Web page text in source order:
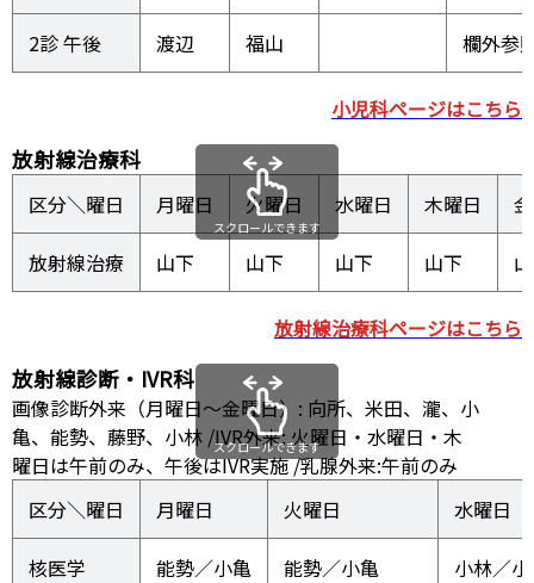
2診 午後 渡辺 福山 欄外参
小児科ページはこちら
放射線治療科
区分＼曜日 月曜日 火曜日 水曜日 木曜日
放射線治療 山下 山下 山下 山下
スクロールできます
放射線治療科ページはこちら
放射線診断・IVR科
画像診断外来（月曜日～金曜日）: 向所、米田、瀧、小
亀、能勢、藤野、小林 /IVR外来: 火曜日・水曜日・木
曜日は午前のみ、午後はIVR実施 /乳腺外来:午前のみ
区分＼曜日
月曜日 火曜日 水曜日
核医学 能勢／小亀 小林／
スクロールできます